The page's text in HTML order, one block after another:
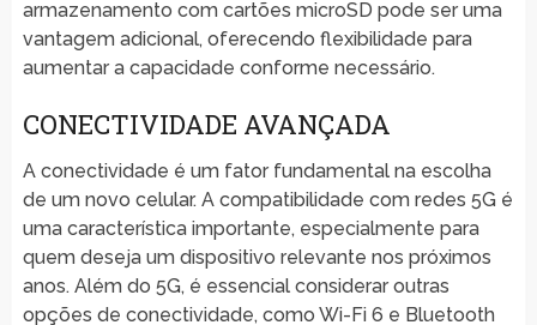
armazenamento com cartões microSD pode ser uma
vantagem adicional, oferecendo flexibilidade para
aumentar a capacidade conforme necessário.
CONECTIVIDADE AVANÇADA
A conectividade é um fator fundamental na escolha
de um novo celular. A compatibilidade com redes 5G é
uma característica importante, especialmente para
quem deseja um dispositivo relevante nos próximos
anos. Além do 5G, é essencial considerar outras
opções de conectividade, como Wi-Fi 6 e Bluetooth